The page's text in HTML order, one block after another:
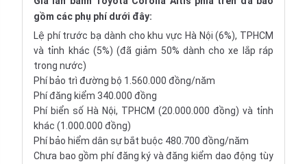
gồm các phụ phí dưới đây:
Lệ phí trước bạ dành cho khu vực Hà Nội (6%), TPHCM
và tỉnh khác (5%) (đã giảm 50% dành cho xe lắp ráp
trong nước)
Phí bảo trì đường bộ 1.560.000 đồng/năm
Phí đăng kiểm 340.000 đồng
Phí biển số Hà Nội, TPHCM (20.000.000 đồng) và tỉnh
khác (1.000.000 đồng)
Phí bảo hiểm dân sự bắt buộc 480.700 đồng/năm
Chưa bao gồm phí đăng ký và đăng kiểm dao động tùy